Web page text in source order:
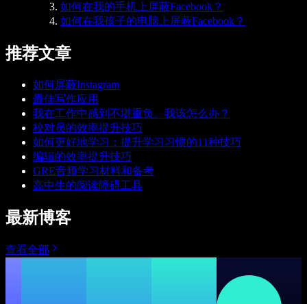
如何在我的手机上屏蔽Facebook？
如何在我孩子的电脑上屏蔽Facebook？
推荐文章
如何屏蔽Instagram
最佳写作应用
我在工作中感到不堪重负。我该怎么办？
校对员的效率提升技巧
如何更好地学习：提升学习习惯的11种技巧
编辑的效率提升技巧
GRE音频学习材料和备考
高中生的阅读障碍工具
最新博客
查看全部